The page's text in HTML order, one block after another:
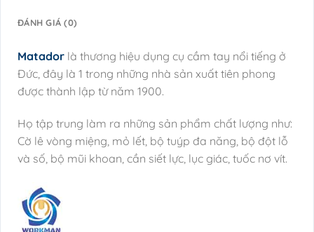
ĐÁNH GIÁ (0)
Matador là thương hiệu dụng cụ cầm tay nổi tiếng ở
Đức, đây là 1 trong những nhà sản xuất tiên phong
được thành lập từ năm 1900.
Họ tập trung làm ra những sản phẩm chất lượng như:
Cờ lê vòng miệng, mỏ lết, bộ tuýp đa năng, bộ đột lỗ
và số, bộ mũi khoan, cần siết lực, lục giác, tuốc nơ vít.